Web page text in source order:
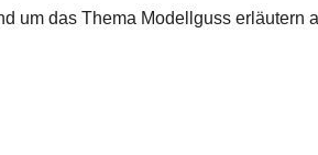
um das Thema Modellguss erläutern